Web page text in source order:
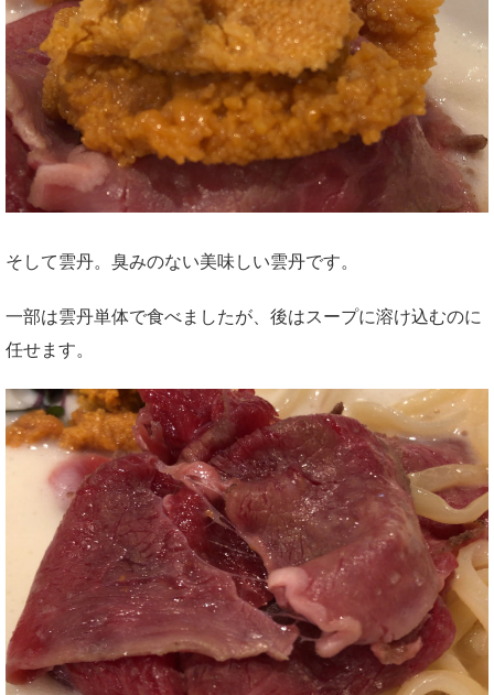
そして雲丹。臭みのない美味しい雲丹です。
一部は雲丹単体で食べましたが、後はスープに溶け込むのに
任せます。